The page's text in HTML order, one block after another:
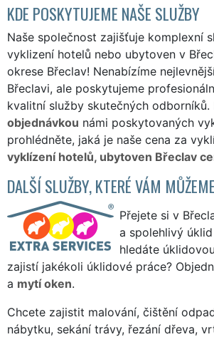
KDE POSKYTUJEME NAŠE SLUŽBY
Naše společnost zajišťuje komplexní
vyklizení hotelů nebo ubytoven v
okrese Břeclav! Nenabízíme
Břeclavi, ale poskytujeme
kvalitní služby skutečných odborníků.
objednávkou námi poskytovaných
prohlédněte, jaká je naše cena za
vyklízení hotelů, ubytoven Břeclav
DALŠÍ SLUŽBY, KTERÉ VÁM
Přejete si v
a spolehlivý
hledáte
zajistí jakékoli úklidové práce?
a mytí oken.
Chcete zajistit malování, čištění
nábytku, sekání trávy, řezání dřeva,